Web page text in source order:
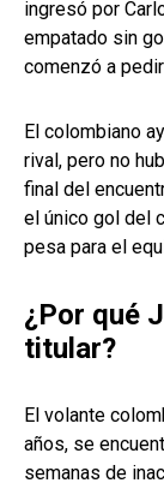
ingresó por
empatado sin
comenzó a
El colombiano
rival, pero no
final del
el único gol del
pesa para el
¿Por qué
titular?
El volante
años, se
semanas de